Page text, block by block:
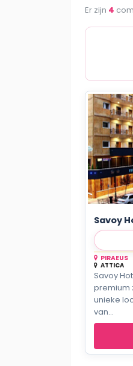
Er zijn 4
Savoy
PIRAEUS
ATTICA
Savoy
premium
unieke
van...